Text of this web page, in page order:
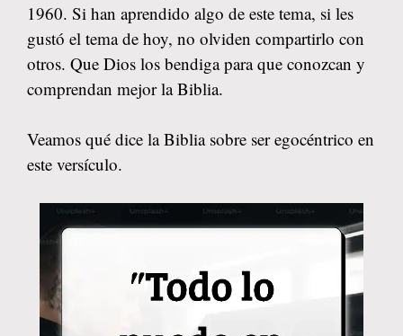
1960. Si han aprendido algo de este tema, si les
gustó el tema de hoy, no olviden compartirlo con
otros. Que Dios los bendiga para que conozcan y
comprendan mejor la Biblia.
Veamos qué dice la Biblia sobre ser egocéntrico en
este versículo.